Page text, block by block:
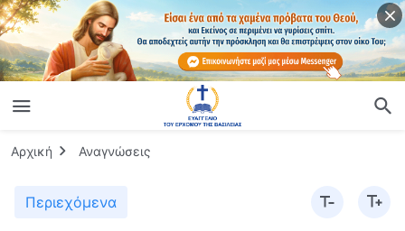
Αρχική Αναγνώσεις
Περιεχόμενα